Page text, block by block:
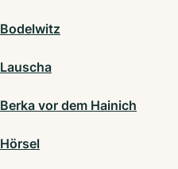
Bodelwitz
Lauscha
Berka vor dem Hainich
Hörsel